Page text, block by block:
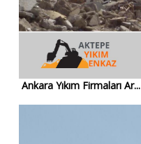
Ankara Yıkım Firmaları Ar...